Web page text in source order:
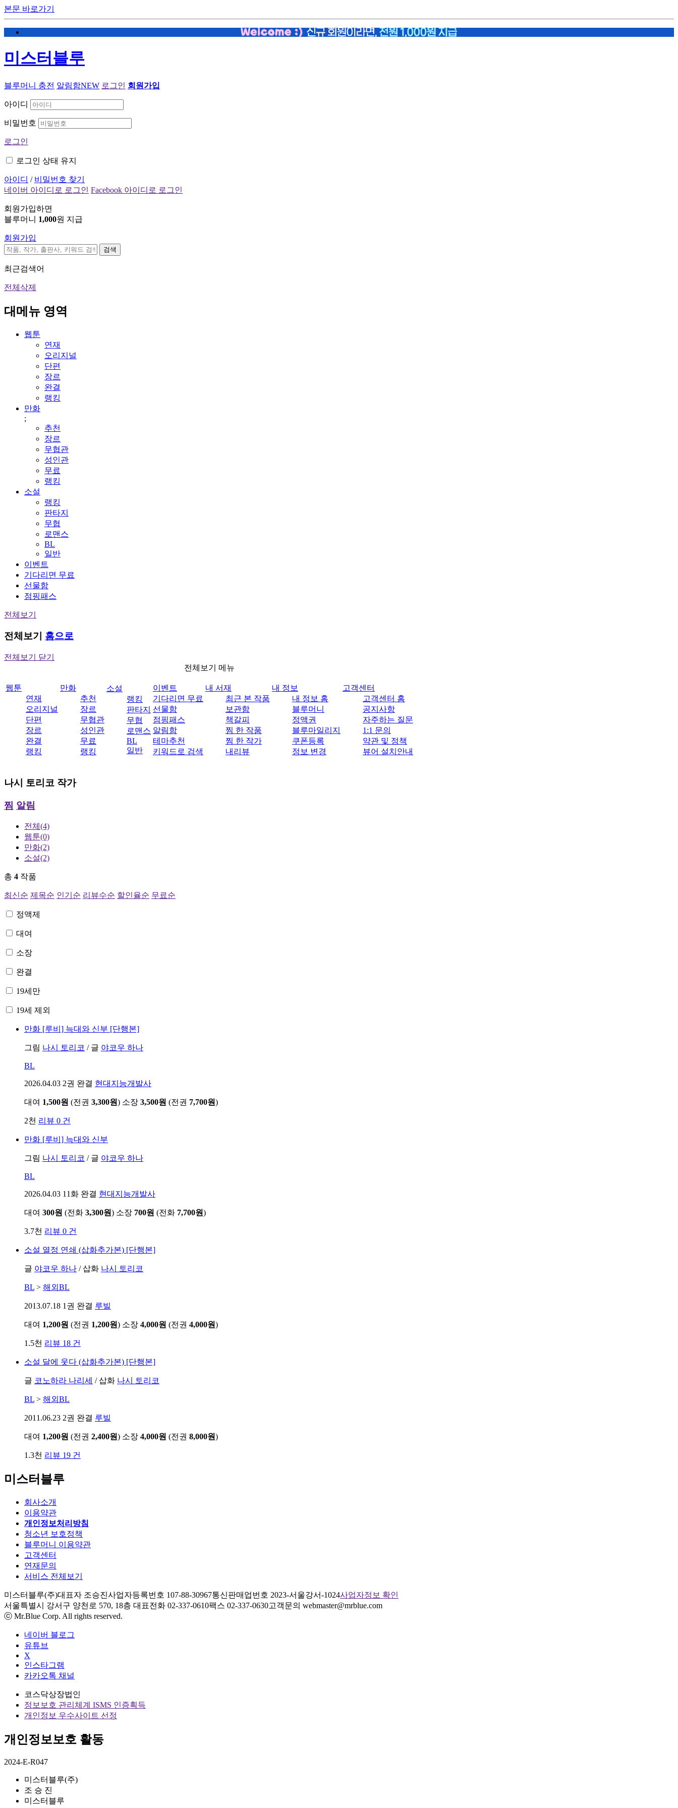
본문 바로가기
미스터블루
블루머니 충전 알림함NEW 로그인 회원가입
아이디
비밀번호
로그인
로그인 상태 유지
아이디 / 비밀번호 찾기
네이버 아이디로 로그인 Facebook 아이디로 로그인
회원가입하면
블루머니 1,000원 지급
회원가입
검색
최근검색어
전체삭제
대메뉴 영역
웹툰
연재
오리지널
단편
장르
완결
랭킹
만화
;
추천
장르
무협관
성인관
무료
랭킹
소설
랭킹
판타지
무협
로맨스
BL
일반
이벤트
기다리면 무료
선물함
점핑패스
전체보기
전체보기 홈으로
전체보기 닫기
전체보기 메뉴
웹툰
연재
오리지널
단편
장르
완결
랭킹
만화
추천
장르
무협관
성인관
무료
랭킹
소설
랭킹
판타지
무협
로맨스
BL
일반
이벤트
기다리면 무료
선물함
점핑패스
알림함
테마추천
키워드로 검색
내 서재
최근 본 작품
보관함
책갈피
찜 한 작품
찜 한 작가
내리뷰
내 정보
내 정보 홈
블루머니
정액권
블루마일리지
쿠폰등록
정보 변경
고객센터
고객센터 홈
공지사항
자주하는 질문
1:1 문의
약관 및 정책
뷰어 설치안내
나시 토리코 작가
찜 알림
전체 (4)
웹툰(0)
만화(2)
소설(2)
총 4 작품
최신순 제목순 인기순 리뷰수순 할인율순 무료순
정액제
대여
소장
완결
19세만
19세 제외
만화 [루비] 늑대와 신부 [단행본]
그림 나시 토리코 / 글 야코우 하나
BL
2026.04.03 2권 완결 현대지능개발사
대여 1,500원 (전권 3,300원) 소장 3,500원 (전권 7,700원)
2천 리뷰 0 건
만화 [루비] 늑대와 신부
그림 나시 토리코 / 글 야코우 하나
BL
2026.04.03 11화 완결 현대지능개발사
대여 300원 (전화 3,300원) 소장 700원 (전화 7,700원)
3.7천 리뷰 0 건
소설 열정 연쇄 (삽화추가본) [단행본]
글 야코우 하나 /삽화 나시 토리코
BL > 해외BL
2013.07.18 1권 완결 루빌
대여 1,200원 (전권 1,200원) 소장 4,000원 (전권 4,000원)
1.5천 리뷰 18 건
소설 달에 웃다 (삽화추가본) [단행본]
글 코노하라 나리세 /삽화 나시 토리코
BL > 해외BL
2011.06.23 2권 완결 루빌
대여 1,200원 (전권 2,400원) 소장 4,000원 (전권 8,000원)
1.3천 리뷰 19 건
미스터블루
회사소개
이용약관
개인정보처리방침
청소년 보호정책
블루머니 이용약관
고객센터
연재문의
서비스 전체보기
미스터블루(주)대표자 조승진사업자등록번호 107-88-30967통신판매업번호 2023-서울강서-1024사업자정보 확인
서울특별시 강서구 양천로 570, 18층 대표전화 02-337-0610팩스 02-337-0630고객문의 webmaster@mrblue.com
ⓒ Mr.Blue Corp. All rights reserved.
네이버 블로그
유튜브
X
인스타그램
카카오톡 채널
코스닥상장법인
정보보호 관리체계 ISMS 인증획득
개인정보 우수사이트 선정
개인정보보호 활동
2024-E-R047
미스터블루(주)
조 승 진
미스터블루